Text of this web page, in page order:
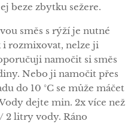
beze zbytku sežere.
směs s rýží je nutné
i rozmixovat, nelze ji
namočit si směs
Nebo ji namočit přes
do 10 °C se může máčet
dejte min. 2x více než
2 litry vody. Ráno